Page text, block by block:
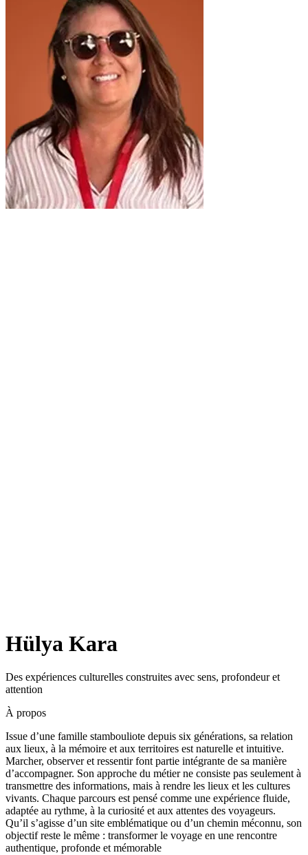
Hülya Kara
Des expériences culturelles construites avec sens, profondeur et
attention
À propos
Issue d’une famille stambouliote depuis six générations, sa relation
aux lieux, à la mémoire et aux territoires est naturelle et intuitive.
Marcher, observer et ressentir font partie intégrante de sa manière
d’accompagner. Son approche du métier ne consiste pas seulement à
transmettre des informations, mais à rendre les lieux et les cultures
vivants. Chaque parcours est pensé comme une expérience fluide,
adaptée au rythme, à la curiosité et aux attentes des voyageurs.
Qu’il s’agisse d’un site emblématique ou d’un chemin méconnu, son
objectif reste le même : transformer le voyage en une rencontre
authentique, profonde et mémorable